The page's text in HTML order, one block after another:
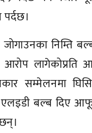
निम्ति
लागेकोप्रति
सम्मेलनमा
बल्ब दिए